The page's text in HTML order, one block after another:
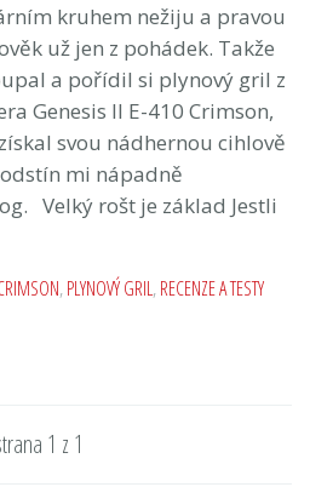
kruhem nežiju a pravou
už jen z pohádek. Takže
a pořídil si plynový gril z
Genesis II E-410 Crimson,
svou nádhernou cihlově
mi nápadně
Velký rošt je základ Jestli
,PLYNOVÝ GRIL,RECENZE A TESTY
1 z 1